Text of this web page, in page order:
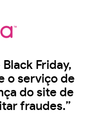
Friday,
o serviço de
do site de
fraudes.”